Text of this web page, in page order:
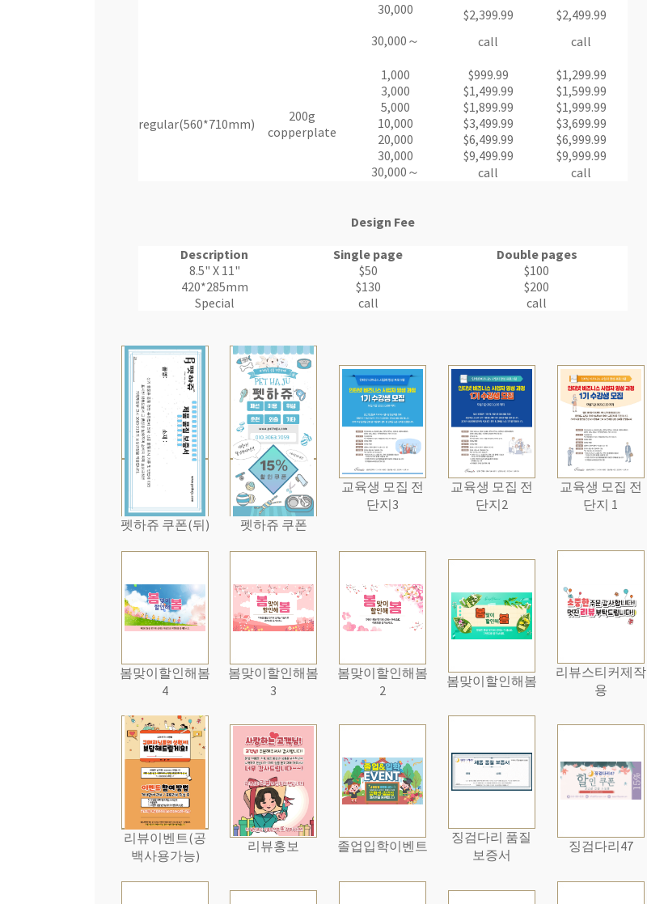
30,000
$2,399.99
$2,499.99
30,000～
call call
regular(560*710mm)
200g
copperplate
1,000 $999.99
$1,299.99
3,000
$1,499.99
$1,599.99
5,000
$1,899.99
$1,999.99
10,000
$3,499.99
$3,699.99
20,000
$6,499.99
$6,999.99
30,000
$9,499.99
$9,999.99
30,000～
call call
Design Fee
Description
Single page
Double pages
8.5" X 11"
$50
$100
420*285mm
$130
$200
Special
call call
펫하쥬 쿠폰(뒤) 펫하쥬 쿠폰
교육생 모집 전
단지3
교육생 모집 전
단지2
교육생 모집 전
단지 1
봄맞이할인해봄
4
봄맞이할인해봄
3
봄맞이할인해봄
2
봄맞이할인해봄
리뷰스티커제작
용
리뷰이벤트(공
백사용가능)
리뷰홍보 졸업입학이벤트
징검다리 품질
보증서
징검다리47